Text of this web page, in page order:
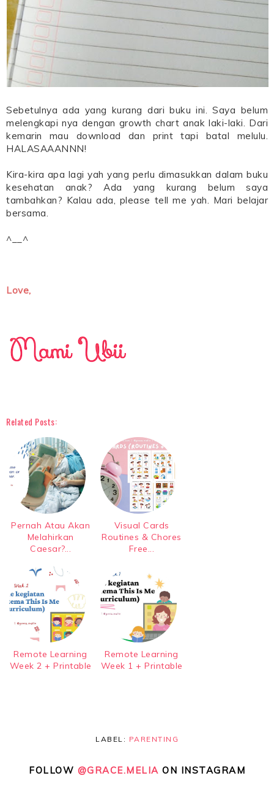
Sebetulnya ada yang kurang dari buku ini. Saya belum
melengkapi nya dengan growth chart anak laki-laki. Dari
kemarin mau download dan print tapi batal melulu.
HALASAAANNN!
Kira-kira apa lagi yah yang perlu dimasukkan dalam buku
kesehatan anak? Ada yang kurang belum saya
tambahkan? Kalau ada, please tell me yah. Mari belajar
bersama.
^__^
Love,
Related Posts:
Pernah Atau Akan
Melahirkan
Caesar?...
Visual Cards
Routines & Chores
Free...
Remote Learning
Week 2 + Printable
Remote Learning
Week 1 + Printable
LABEL: PARENTING
FOLLOW @GRACE.MELIA ON INSTAGRAM